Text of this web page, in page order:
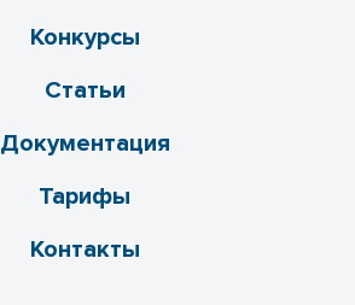
Конкурсы
Статьи
Документация
Тарифы
Контакты